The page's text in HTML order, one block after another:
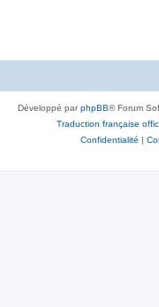
Développé parphpBB® Forum
Traduction française
Confidentialité |